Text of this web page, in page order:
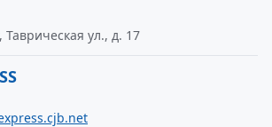
Таврическая ул., д. 17